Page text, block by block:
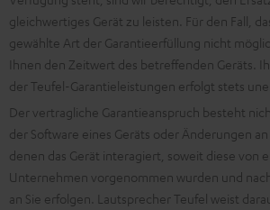
gleichwertiges Gerät zu leisten. Für den Fall,
gewählte Art der Garantieerfüllung nicht
Ihnen den Zeitwert des betreffenden Geräts.
der Teufel-Garantieleistungen erfolgt stets
Der vertragliche Garantieanspruch besteht
der Software eines Geräts oder Änderungen
denen das Gerät interagiert, soweit diese von
Unternehmen vorgenommen wurden und
an Sie erfolgen. Lautsprecher Teufel weist